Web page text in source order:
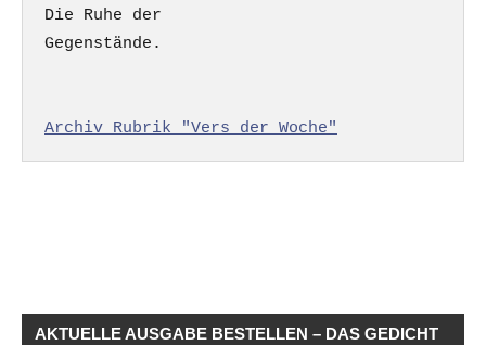
Die Ruhe der
Gegenstände.
Archiv Rubrik "Vers der Woche"
AKTUELLE AUSGABE BESTELLEN – DAS GEDICHT